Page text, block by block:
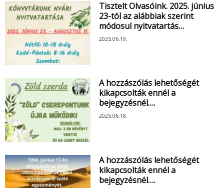
Tisztelt Olvasóink. 2025. június
23-tól az alábbiak szerint
módosul nyitvatartás…
2025.06.19.
A hozzászólás lehetőségét
kikapcsolták ennél a
bejegyzésnél….
2025.06.18.
A hozzászólás lehetőségét
kikapcsolták ennél a
bejegyzésnél….